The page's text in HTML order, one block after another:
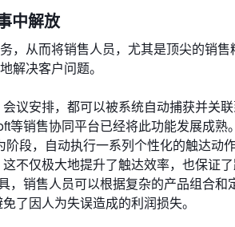
中解放
，从而将销售人员，尤其是顶尖的销
解决客户问题。
议安排，都可以被系统自动捕获并关
销售协同平台已经将此功能发展成熟。
阶段，自动执行一系列个性化的触达动
不仅极大地提升了触达效率，也保证了
，销售人员可以根据复杂的产品组合和
了因人为失误造成的利润损失。